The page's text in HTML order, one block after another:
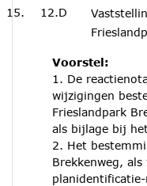
12.D
Voorstel:
1. De
wijzigingen
Frieslandpark
als bijlage bij
2. Het
Brekkenweg,